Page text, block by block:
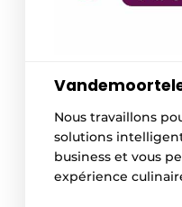
Nous travaillons
solutions
business et vous
expérience